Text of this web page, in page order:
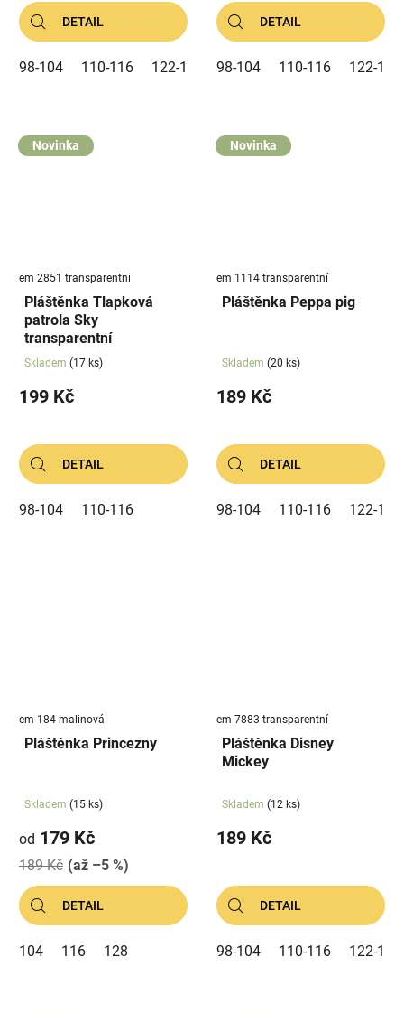
DETAIL
98-104 110-116 122-128
DETAIL
98-104 110-116 122-128
Novinka
em 2851 transparentni
Pláštěnka Tlapková
patrola Sky
transparentní
Skladem (17 ks)
199 Kč
DETAIL
98-104 110-116
Novinka
em 1114 transparentní
Pláštěnka Peppa pig
Skladem (20 ks)
189 Kč
DETAIL
98-104 110-116 122-128
em 184 malinová
Pláštěnka Princezny
Skladem (15 ks)
od 179 Kč
189 Kč (až –5 %)
DETAIL
104 116 128
em 7883 transparentní
Pláštěnka Disney
Mickey
Skladem (12 ks)
189 Kč
DETAIL
98-104 110-116 122-128